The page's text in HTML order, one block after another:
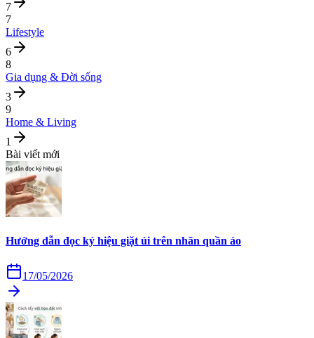
7
7
Lifestyle
6
8
Gia dụng & Đời sống
3
9
Home & Living
1
Bài viết mới
Hướng dẫn đọc ký hiệu giặt ủi trên nhãn quần áo
17/05/2026